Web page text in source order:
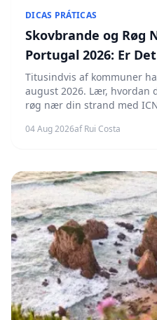
DICAS PRÁTICAS
Skovbrande og Røg
Portugal 2026: Er
Afsted?
Titusindvis af kommuner
august 2026. Lær, hvordan
røg nær din strand med
04 Aug 2026af Rui Costa